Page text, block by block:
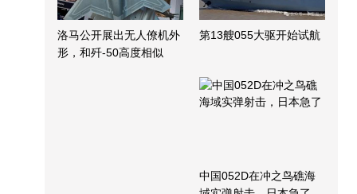
洛马公开展出无人僚机外
形，和歼-50高度相似
第13艘055大驱开始试航
中国052D在冲之鸟礁海